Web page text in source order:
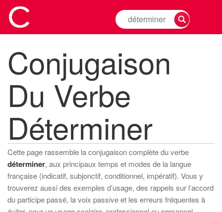
Rechercher
la
d'un
verbe
Conjugaison
Du Verbe
Déterminer
Cette page rassemble la conjugaison complète du verbe
déterminer, aux principaux temps et modes de la langue
française (indicatif, subjonctif, conditionnel, impératif). Vous y
trouverez aussi des exemples d’usage, des rappels sur l’accord
du participe passé, la voix passive et les erreurs fréquentes à